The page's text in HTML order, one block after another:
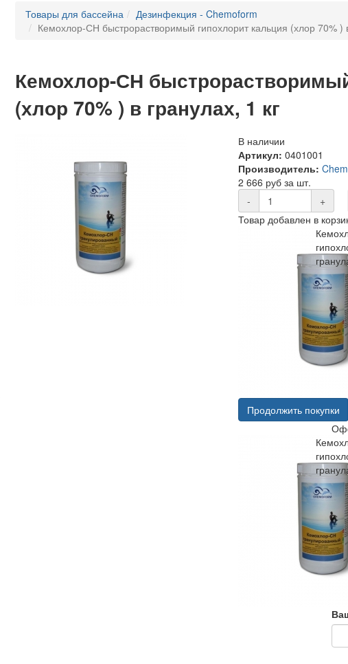
Товары для бассейна
Дезинфекция - Chemoform
Кемохлор-СН быстрорастворимый гипохлорит кальция (хлор 70% )
Кемохлор-СН
(хлор 70% ) в гранулах, 1 кг
В наличии
Артикул: 0401001
Производитель:
2 666 руб за шт.
-
+
Товар добавлен в
Продолжить покупки